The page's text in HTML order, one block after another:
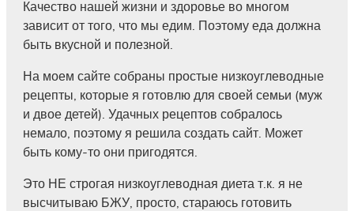
Качество нашей жизни и здоровье во многом
зависит от того, что мы едим. Поэтому еда должна
быть вкусной и полезной.
На моем сайте собраны простые низкоуглеводные
рецепты, которые я готовлю для своей семьи (муж
и двое детей). Удачных рецептов собралось
немало, поэтому я решила создать сайт. Может
быть кому-то они пригодятся.
Это НЕ строгая низкоуглеводная диета т.к. я не
высчитываю БЖУ, просто, стараюсь готовить